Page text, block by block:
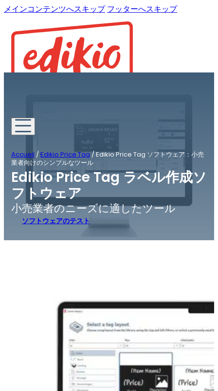
メインコンテンツへスキップ フッターへスキップ
Accueil /Edikio Price Tag/Edikio Price Tag ソフトウェア：小売
業者向けのシンプルなツール
Edikio Price Tag ラベル作成ソ
フトウェア
小売業者のニーズに適したツール
ソフトウェアのテスト